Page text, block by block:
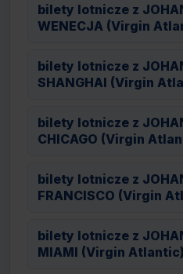
bilety lotnicze z
WENECJA (Virgin
bilety lotnicze z
SHANGHAI (Virgin
bilety lotnicze z
CHICAGO (Virgin
bilety lotnicze z
FRANCISCO (Virgin
bilety lotnicze z
MIAMI (Virgin Atlantic)